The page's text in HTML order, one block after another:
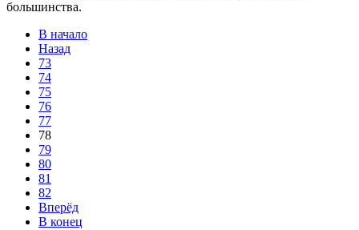
большинства.
В начало
Назад
73
74
75
76
77
78
79
80
81
82
Вперёд
В конец